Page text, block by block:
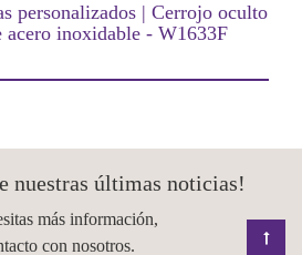
personalizados | Cerrojo oculto
acero inoxidable - W1633F
nuestras últimas noticias!
más información,
con nosotros.